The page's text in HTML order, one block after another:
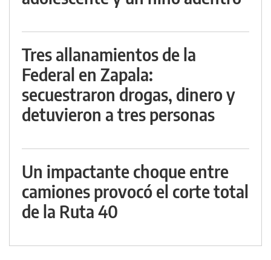
Tres allanamientos de la
Federal en Zapala:
secuestraron drogas, dinero y
detuvieron a tres personas
Un impactante choque entre
camiones provocó el corte total
de la Ruta 40